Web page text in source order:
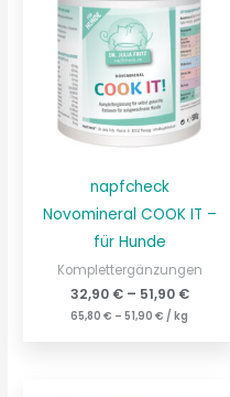
napfcheck
Novomineral COOK IT –
für Hunde
Komplettergänzungen
32,90 €– 51,90 €
65,80€ –51,90€ / kg